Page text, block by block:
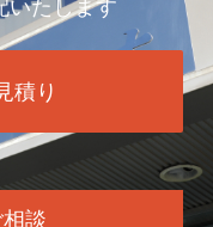
いたします
積り
談